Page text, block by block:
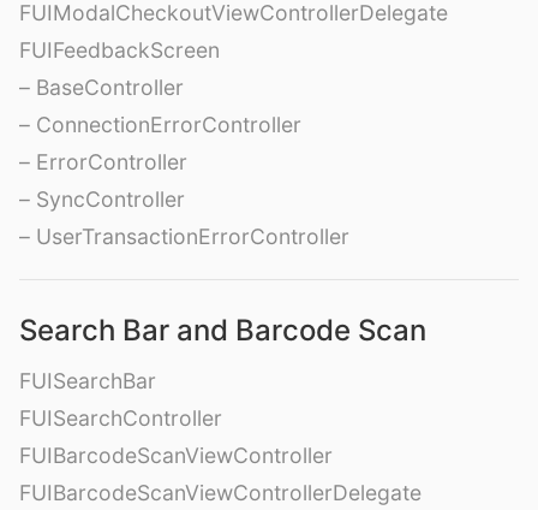
FUIModalCheckoutViewControllerDelegate
FUIFeedbackScreen
– BaseController
– ConnectionErrorController
– ErrorController
– SyncController
– UserTransactionErrorController
Search Bar and Barcode Scan
FUISearchBar
FUISearchController
FUIBarcodeScanViewController
FUIBarcodeScanViewControllerDelegate